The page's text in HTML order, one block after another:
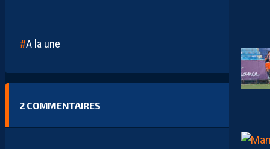
A la une
2 COMMENTAIRES